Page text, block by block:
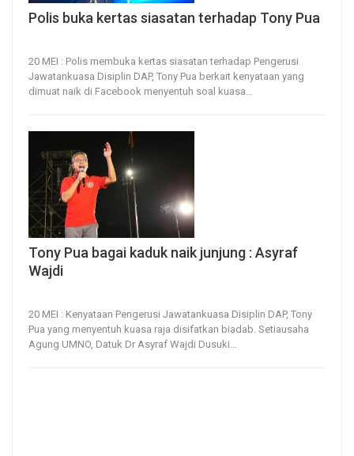
Polis buka kertas siasatan terhadap Tony Pua
20 MEI : Polis membuka kertas siasatan terhadap Pengerusi
Jawatankuasa Disiplin DAP, Tony Pua berkait kenyataan yang
dimuat naik di Facebook menyentuh soal kuasa…
Tony Pua bagai kaduk naik junjung : Asyraf
Wajdi
20 MEI : Kenyataan Pengerusi Jawatankuasa Disiplin DAP, Tony
Pua yang menyentuh kuasa raja disifatkan biadab. Setiausaha
Agung UMNO, Datuk Dr Asyraf Wajdi Dusuki